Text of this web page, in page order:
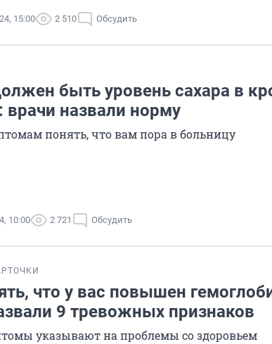
15:00 2 510 Обсудить
быть уровень сахара в
назвали норму
понять, что вам пора в больницу
10:00 2 721 Обсудить
что у вас повышен
9 тревожных признаков
указывают на проблемы со здоровьем